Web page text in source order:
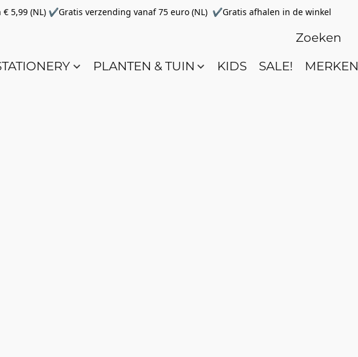
5,99 (NL) ✔Gratis verzending vanaf 75 euro (NL) ✔Gratis afhalen in de winkel
PLANTEN & TUIN KIDS SALE! MERKEN